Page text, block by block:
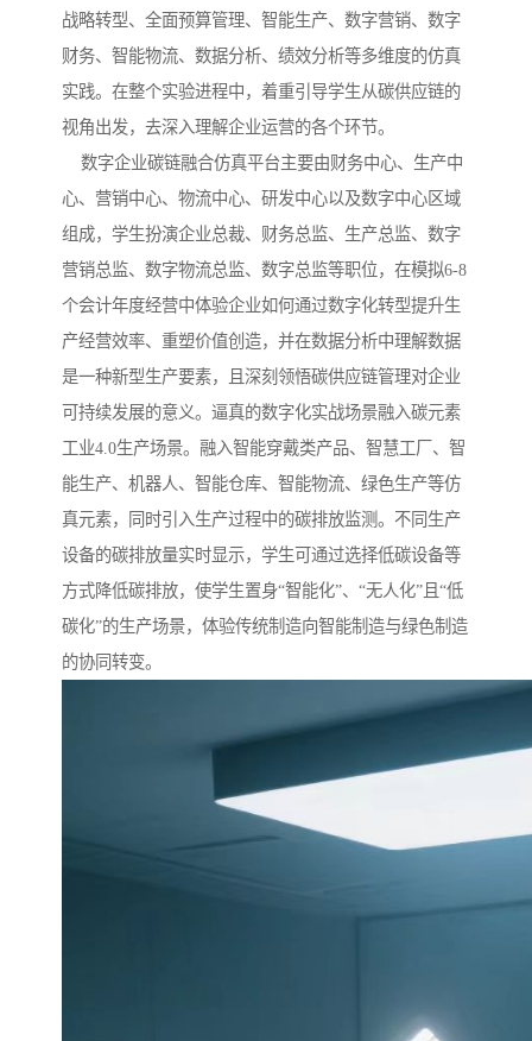
战略转型、全面预算管理、智能生产、数字营销、数字
财务、智能物流、数据分析、绩效分析等多维度的仿真
实践。在整个实验进程中，着重引导学生从碳供应链的
视角出发，去深入理解企业运营的各个环节。
数字企业碳链融合仿真平台主要由财务中心、生产中
心、营销中心、物流中心、研发中心以及数字中心区域
组成，学生扮演企业总裁、财务总监、生产总监、数字
营销总监、数字物流总监、数字总监等职位，在模拟6-8
个会计年度经营中体验企业如何通过数字化转型提升生
产经营效率、重塑价值创造，并在数据分析中理解数据
是一种新型生产要素，且深刻领悟碳供应链管理对企业
可持续发展的意义。逼真的数字化实战场景融入碳元素
工业4.0生产场景。融入智能穿戴类产品、智慧工厂、智
能生产、机器人、智能仓库、智能物流、绿色生产等仿
真元素，同时引入生产过程中的碳排放监测。不同生产
设备的碳排放量实时显示，学生可通过选择低碳设备等
方式降低碳排放，使学生置身“智能化”、“无人化”且“低
碳化”的生产场景，体验传统制造向智能制造与绿色制造
的协同转变。